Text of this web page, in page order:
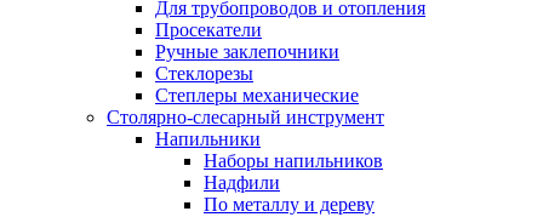
Для трубопроводов и отопления
Просекатели
Ручные заклепочники
Стеклорезы
Степлеры механические
Столярно-слесарный инструмент
Напильники
Наборы напильников
Надфили
По металлу и дереву